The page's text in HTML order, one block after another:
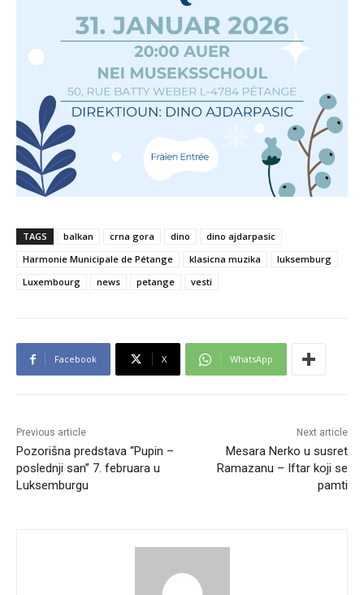
TAGS balkan crna gora dino
dino ajdarpasic
Harmonie Municipale de Pétange
klasicna muzika
luksemburg
Luxembourg
news petange vesti
Facebook X WhatsApp
Previous article
Pozorišna predstava “Pupin –
poslednji san” 7. februara u
Luksemburgu
Next article
Mesara Nerko u susret
Ramazanu – Iftar koji se
pamti